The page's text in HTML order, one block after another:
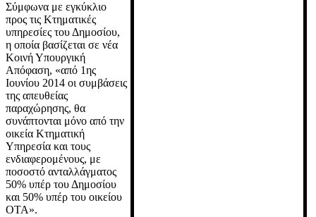
Σύμφωνα με εγκύκλιο
προς τις Κτηματικές
υπηρεσίες του Δημοσίου,
η οποία βασίζεται σε νέα
Κοινή Υπουργική
Απόφαση, «από 1ης
Ιουνίου 2014 οι συμβάσεις
της απευθείας
παραχώρησης, θα
συνάπτονται μόνο από την
οικεία Κτηματική
Υπηρεσία και τους
ενδιαφερομένους, με
ποσοστό ανταλλάγματος
50% υπέρ του Δημοσίου
και 50% υπέρ του οικείου
ΟΤΑ».